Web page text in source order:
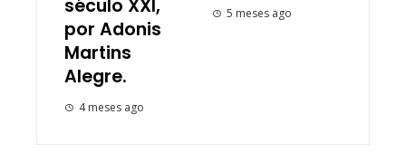
século XXI,
por Adonis
Martins
Alegre.
4 meses ago
5 meses ago